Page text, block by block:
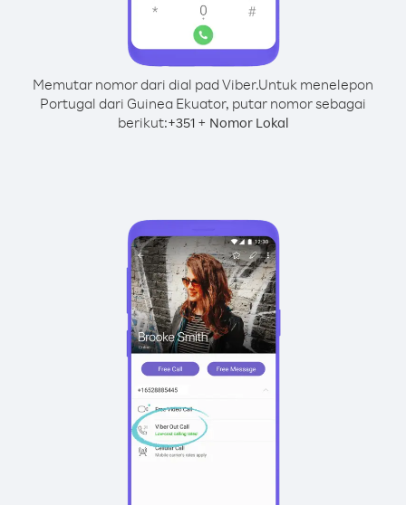
Memutar nomor dari dial pad Viber.Untuk menelepon
Portugal dari Guinea Ekuator, putar nomor sebagai
berikut:+351+ Nomor Lokal